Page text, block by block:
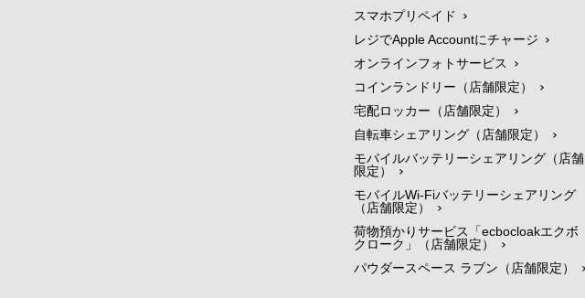
スマホプリペイド
レジでApple Accountにチャージ
オンラインフォトサービス
コインランドリー（店舗限定）
宅配ロッカー（店舗限定）
自転車シェアリング（店舗限定）
モバイルバッテリーシェアリング（店舗
限定）
モバイルWi-Fiバッテリーシェアリング
（店舗限定）
荷物預かりサービス「ecbocloakエクボ
クローク」（店舗限定）
パウダースペース ラブン（店舗限定）